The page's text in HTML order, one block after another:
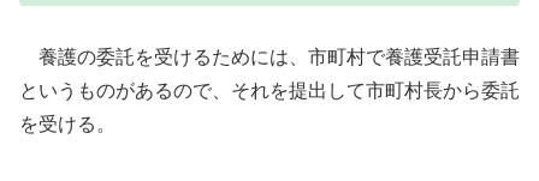
養護の委託を受けるためには、市町村で養護受託申請書
というものがあるので、それを提出して市町村長から委託
を受ける。